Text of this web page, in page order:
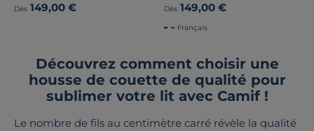
Dès 149,00 € Dès 149,00 €
Français
Découvrez comment choisir une
housse de couette de qualité pour
sublimer votre lit avec Camif !
Le nombre de fils au centimètre carré révèle la qualité